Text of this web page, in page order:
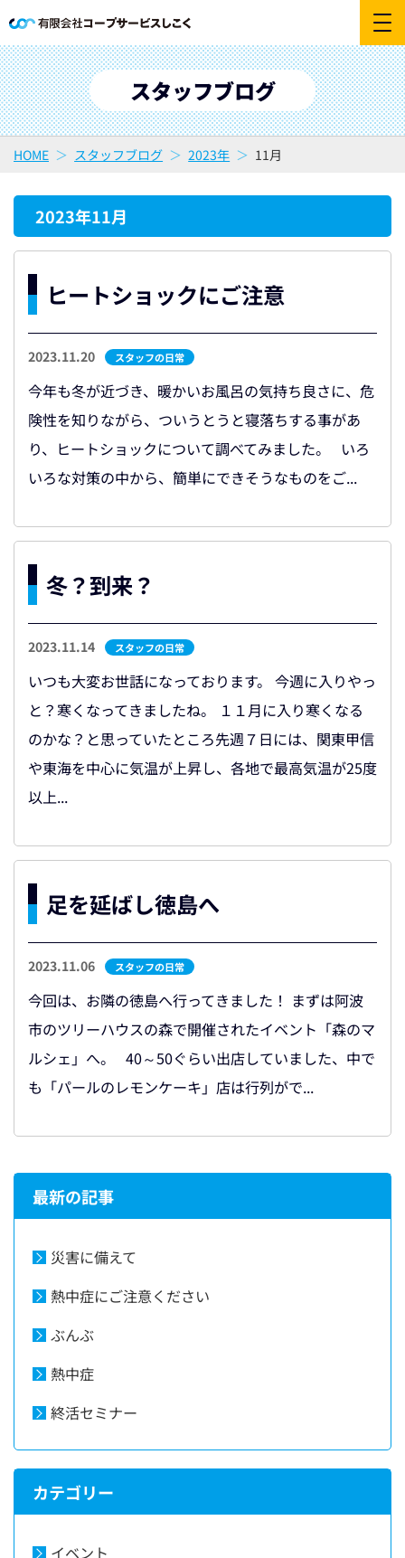
スタッフブログ
HOME スタッフブログ 2023年 11月
2023年11月
ヒートショックにご注意
2023.11.20 スタッフの日常
今年も冬が近づき、暖かいお風呂の気持ち良さに、危
険性を知りながら、ついうとうと寝落ちする事があ
り、ヒートショックについて調べてみました。 いろ
いろな対策の中から、簡単にできそうなものをご...
冬？到来？
2023.11.14 スタッフの日常
いつも大変お世話になっております。 今週に入りやっ
と？寒くなってきましたね。 １１月に入り寒くなる
のかな？と思っていたところ先週７日には、関東甲信
や東海を中心に気温が上昇し、各地で最高気温が25度
以上...
足を延ばし徳島へ
2023.11.06 スタッフの日常
今回は、お隣の徳島へ行ってきました！ まずは阿波
市のツリーハウスの森で開催されたイベント「森のマ
ルシェ」へ。 40～50ぐらい出店していました、中で
も「パールのレモンケーキ」店は行列がで...
最新の記事
災害に備えて
熱中症にご注意ください
ぶんぶ
熱中症
終活セミナー
カテゴリー
イベント